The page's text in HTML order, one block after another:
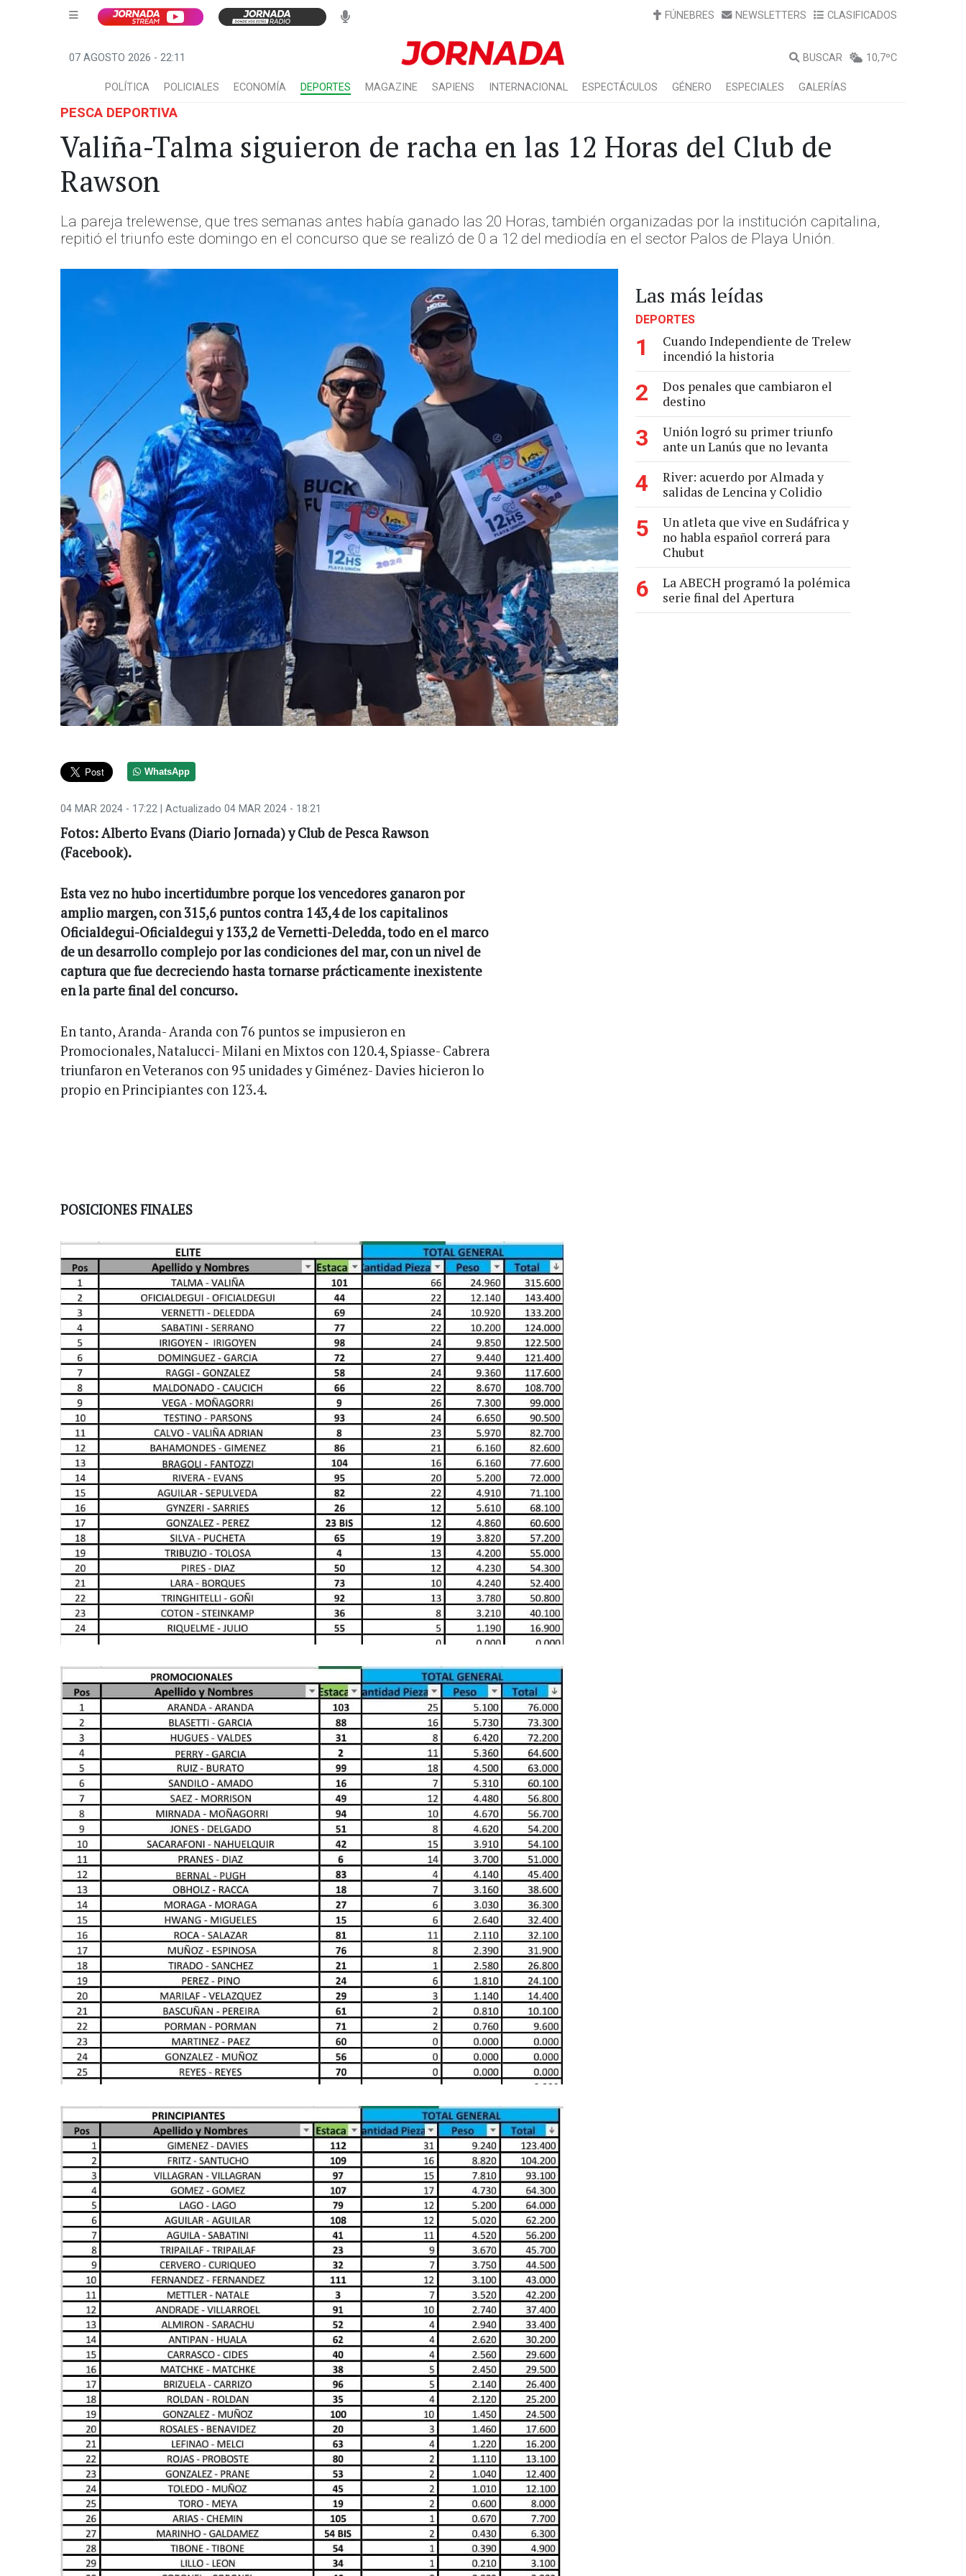
FÚNEBRES NEWSLETTERS CLASIFICADOS
07 AGOSTO 2026 - 22:11 BUSCAR 10,7ºC
POLÍTICA POLICIALES ECONOMÍA DEPORTES MAGAZINE SAPIENS INTERNACIONAL ESPECTÁCULOS GÉNERO ESPECIALES GALERÍAS
PESCA DEPORTIVA
Valiña-Talma siguieron de racha en las 12 Horas del Club de
Rawson
La pareja trelewense, que tres semanas antes había ganado las 20 Horas, también organizadas por la institución capitalina,
repitió el triunfo este domingo en el concurso que se realizó de 0 a 12 del mediodía en el sector Palos de Playa Unión.
WhatsApp
04 MAR 2024 - 17:22 | Actualizado 04 MAR 2024 - 18:21
Fotos: Alberto Evans (Diario Jornada) y Club de Pesca Rawson
(Facebook).
Esta vez no hubo incertidumbre porque los vencedores ganaron por
amplio margen, con 315,6 puntos contra 143,4 de los capitalinos
Oficialdegui-Oficialdegui y 133,2 de Vernetti-Deledda, todo en el marco
de un desarrollo complejo por las condiciones del mar, con un nivel de
captura que fue decreciendo hasta tornarse prácticamente inexistente
en la parte final del concurso.
En tanto, Aranda- Aranda con 76 puntos se impusieron en
Promocionales, Natalucci- Milani en Mixtos con 120.4, Spiasse- Cabrera
triunfaron en Veteranos con 95 unidades y Giménez- Davies hicieron lo
propio en Principiantes con 123.4.
POSICIONES FINALES
Las más leídas
DEPORTES
1
Cuando Independiente de Trelew
incendió la historia
2
Dos penales que cambiaron el
destino
3
Unión logró su primer triunfo
ante un Lanús que no levanta
4
River: acuerdo por Almada y
salidas de Lencina y Colidio
5
Un atleta que vive en Sudáfrica y
no habla español correrá para
Chubut
6
La ABECH programó la polémica
serie final del Apertura